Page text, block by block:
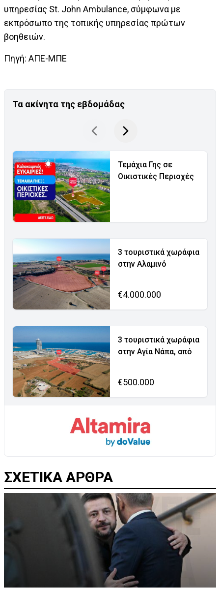
υπηρεσίας St. John Ambulance, σύμφωνα με
εκπρόσωπο της τοπικής υπηρεσίας πρώτων
βοηθειών.
Πηγή: ΑΠΕ-ΜΠΕ
Τα ακίνητα της εβδομάδας
Τεμάχια Γης σε
Οικιστικές Περιοχές
3 τουριστικά χωράφια
στην Αλαμινό
€4.000.000
3 τουριστικά χωράφια
στην Αγία Νάπα, από
€500.000
ΣΧΕΤΙΚΑ ΑΡΘΡΑ